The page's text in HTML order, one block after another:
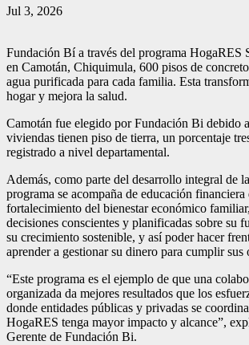
Jul 3, 2026
Fundación Bí a través del programa HogaRES
en Camotán, Chiquimula, 600 pisos de
agua purificada para cada familia. Esta
hogar y mejora la salud.
Camotán fue elegido por Fundación Bi debido
viviendas tienen piso de tierra, un porcentaje
registrado a nivel departamental.
Además, como parte del desarrollo integral de
programa se acompaña de educación financiera
fortalecimiento del bienestar económico
decisiones conscientes y planificadas sobre su
su crecimiento sostenible, y así poder hacer
aprender a gestionar su dinero para cumplir sus
“Este programa es el ejemplo de que una
organizada da mejores resultados que los
donde entidades públicas y privadas se
HogaRES tenga mayor impacto y alcance”,
Gerente de Fundación Bi.